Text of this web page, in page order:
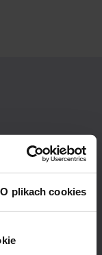
O plikach cookies